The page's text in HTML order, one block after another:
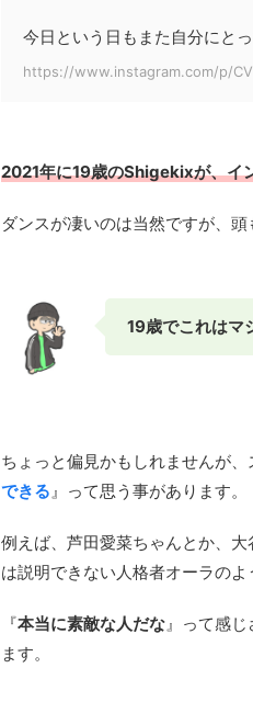
今日という日もまた自分にと
https://www.instagram.com/p/
2021年に19歳のShigekixが、イ
ダンスが凄いのは当然ですが、
19歳でこれはマ
ちょっと偏見かもしれませんが
できる』って思う事があります。
例えば、芦田愛菜ちゃんとか、
は説明できない人格者オーラのよ
『本当に素敵な人だな』って感
ます。